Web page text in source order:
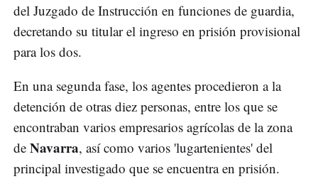
del Juzgado de Instrucción en funciones de guardia,
decretando su titular el ingreso en prisión provisional
para los dos.
En una segunda fase, los agentes procedieron a la
detención de otras diez personas, entre los que se
encontraban varios empresarios agrícolas de la zona
de Navarra, así como varios 'lugartenientes' del
principal investigado que se encuentra en prisión.